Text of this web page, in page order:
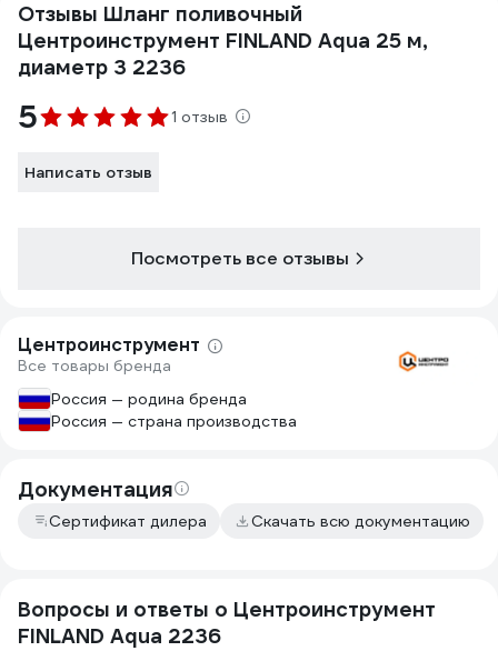
Отзывы Шланг поливочный
Центроинструмент FINLAND Aqua 25 м,
диаметр 3 2236
5 1 отзыв
Написать отзыв
Посмотреть все отзывы
Центроинструмент
Все товары бренда
Россия — родина бренда
Россия — страна производства
Документация
Сертификат дилера Скачать всю документацию
Вопросы и ответы о Центроинструмент
FINLAND Aqua 2236